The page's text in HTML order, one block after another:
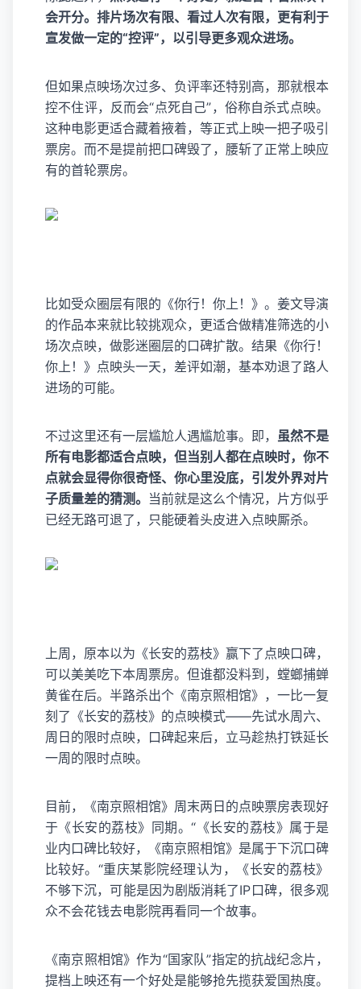
会开分。排片场次有限、看过人次有限，更有利于
宣发做一定的“控评”，以引导更多观众进场。
但如果点映场次过多、负评率还特别高，那就根本
控不住评，反而会“点死自己”，俗称自杀式点映。
这种电影更适合藏着掖着，等正式上映一把子吸引
票房。而不是提前把口碑毁了，腰斩了正常上映应
有的首轮票房。
比如受众圈层有限的《你行！你上！》。姜文导演
的作品本来就比较挑观众，更适合做精准筛选的小
场次点映，做影迷圈层的口碑扩散。结果《你行！
你上！》点映头一天，差评如潮，基本劝退了路人
进场的可能。
不过这里还有一层尴尬人遇尴尬事。即， 虽然不是
所有电影都适合点映，但当别人都在点映时，你不
点就会显得你很奇怪、你心里没底，引发外界对片
子质量差的猜测。 当前就是这么个情况，片方似乎
已经无路可退了，只能硬着头皮进入点映厮杀。
上周，原本以为《长安的荔枝》赢下了点映口碑，
可以美美吃下本周票房。但谁都没料到，螳螂捕蝉
黄雀在后。半路杀出个《南京照相馆》，一比一复
刻了《长安的荔枝》的点映模式——先试水周六、
周日的限时点映，口碑起来后，立马趁热打铁延长
一周的限时点映。
目前，《南京照相馆》周末两日的点映票房表现好
于《长安的荔枝》同期。“《长安的荔枝》属于是
业内口碑比较好，《南京照相馆》是属于下沉口碑
比较好。“重庆某影院经理认为，《长安的荔枝》
不够下沉，可能是因为剧版消耗了IP口碑，很多观
众不会花钱去电影院再看同一个故事。
《南京照相馆》作为“国家队”指定的抗战纪念片，
提档上映还有一个好处是能够抢先揽获爱国热度。